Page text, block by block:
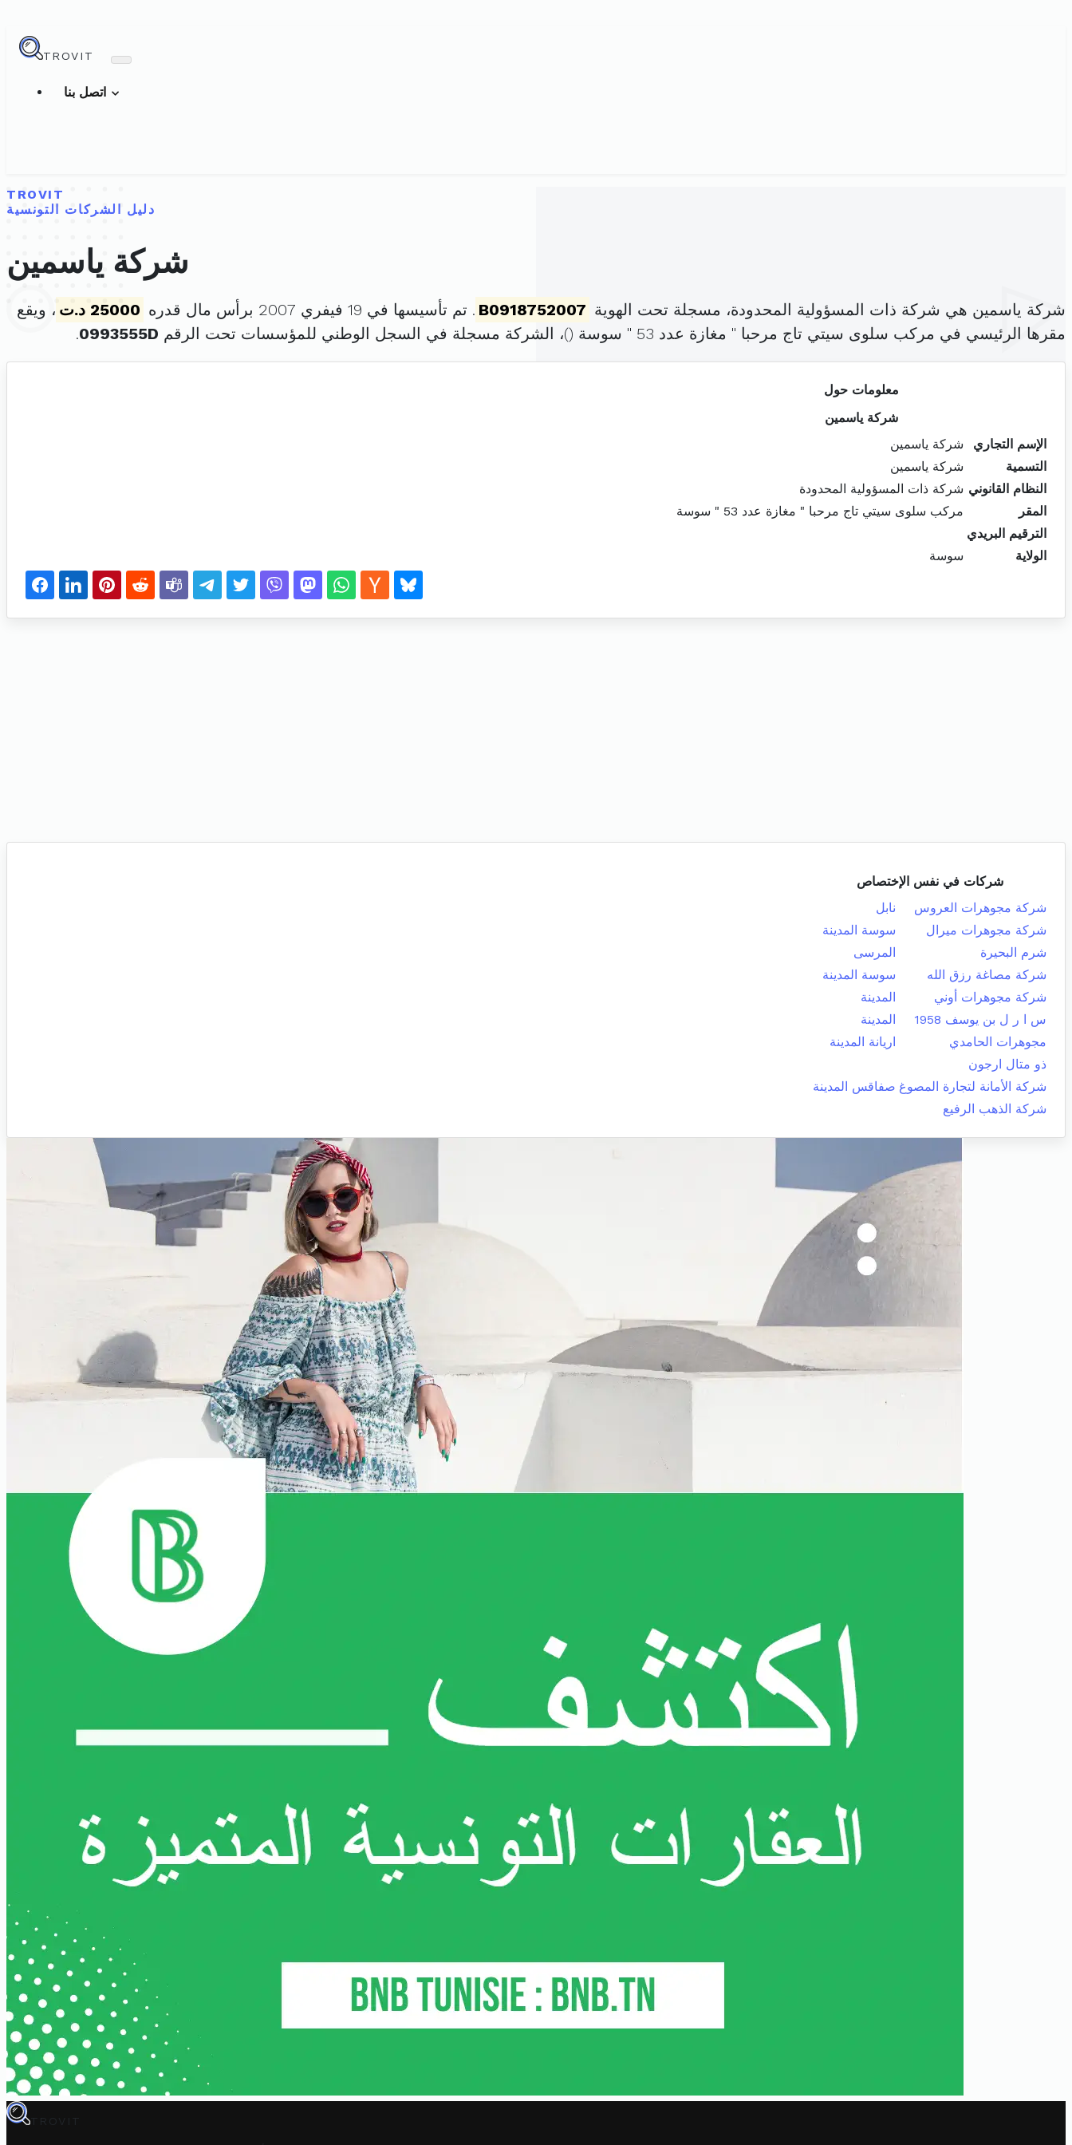
TROVIT
TROVIT
دليل الشركات التونسية
شركة ياسمين
شركة ياسمين هي شركة ذات المسؤولية المحدودة، مسجلة تحت الهوية B0918752007 . تم تأسيسها في 19 فيفري 2007 برأس مال قدره 25000 د.ت
، ويقع
مقرها الرئيسي في مركب سلوى سيتي تاج مرحبا " مغازة عدد 53 " سوسة (
)، الشركة مسجلة في السجل الوطني للمؤسسات تحت الرقم 0993555D
.
معلومات حول
شركة ياسمين
الإسم التجاري
شركة ياسمين
التسمية
شركة ياسمين
النظام القانوني شركة ذات المسؤولية المحدودة
المقر
مركب سلوى سيتي تاج مرحبا " مغازة عدد 53 " سوسة
الترقيم البريدي
الولاية
سوسة
شركات في نفس الإختصاص
شركة مجوهرات العروس
نابل
شركة مجوهرات ميرال
سوسة المدينة
شرم البحيرة
المرسى
شركة مصاغة رزق الله
سوسة المدينة
شركة مجوهرات أوني
المدينة
س ا ر ل بن يوسف 1958
المدينة
مجوهرات الحامدي
اريانة المدينة
ذو متال ارجون
شركة الأمانة لتجارة المصوغ صفاقس المدينة
شركة الذهب الرفيع
TROVIT